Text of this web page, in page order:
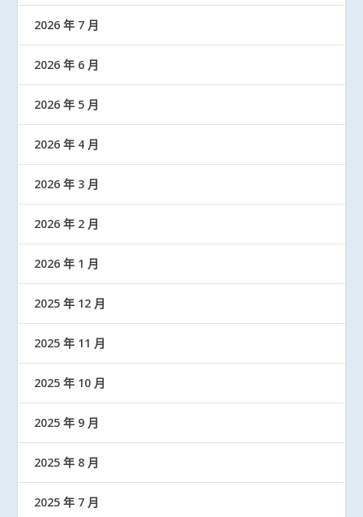
2026 年 7 月
2026 年 6 月
2026 年 5 月
2026 年 4 月
2026 年 3 月
2026 年 2 月
2026 年 1 月
2025 年 12 月
2025 年 11 月
2025 年 10 月
2025 年 9 月
2025 年 8 月
2025 年 7 月